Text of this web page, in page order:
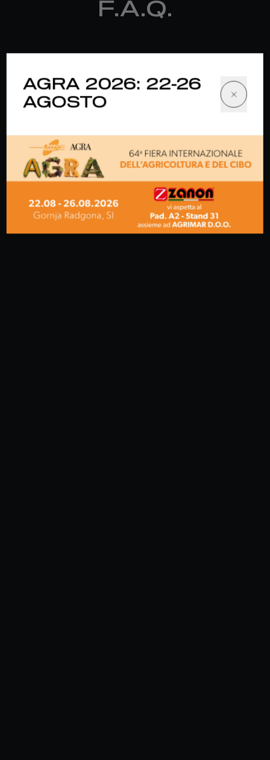
F.A.Q.
AGRA 2026: 22-26
AGOSTO